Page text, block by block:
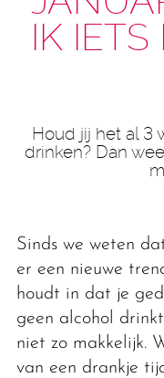
IK
Houd jij het al 3
drinken? Dan
Sinds we weten
er een nieuwe
houdt in dat je
geen alcohol
niet zo makkelijk.
van een drankje